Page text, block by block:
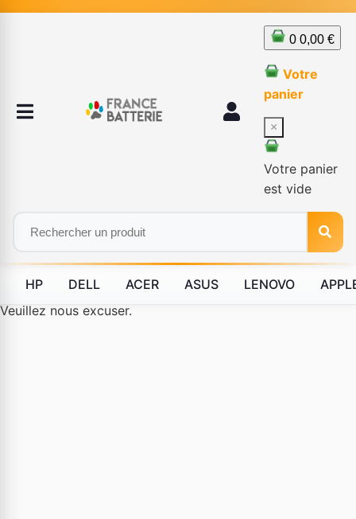
0 0,00 €
Votre
panier
×
Votre panier
est vide
HP DELL ACER ASUS LENOVO
Le produit #BLD--12232 n'est plus disponible à la vente.
Veuillez nous excuser.